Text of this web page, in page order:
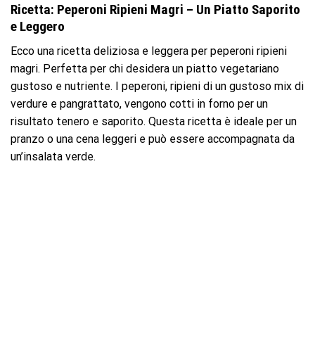
Ricetta: Peperoni Ripieni Magri – Un Piatto Saporito
e Leggero
Ecco una ricetta deliziosa e leggera per peperoni ripieni
magri. Perfetta per chi desidera un piatto vegetariano
gustoso e nutriente. I peperoni, ripieni di un gustoso mix di
verdure e pangrattato, vengono cotti in forno per un
risultato tenero e saporito. Questa ricetta è ideale per un
pranzo o una cena leggeri e può essere accompagnata da
un’insalata verde.